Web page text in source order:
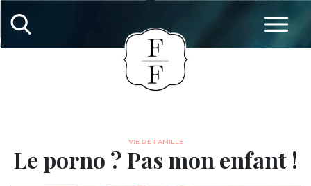
VIE DE FAMILLE
Le porno ? Pas mon enfant !